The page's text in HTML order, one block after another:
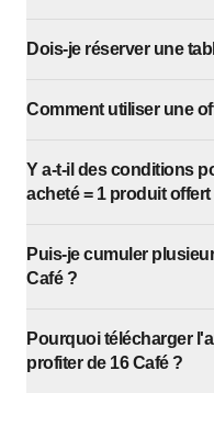
Dois-je réserver une
Comment utiliser une
Y a-t-il des conditions
acheté = 1 produit offert
Puis-je cumuler
Café ?
Pourquoi télécharger
profiter de 16 Café ?